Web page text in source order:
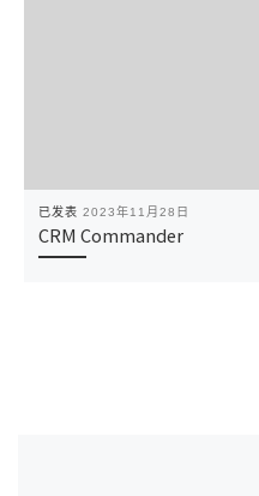
已发表 2023年11月28日
CRM Commander